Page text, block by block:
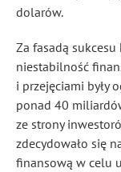
dolarów.
Za fasadą
niestabilność
i przejęciami były
ponad 40
ze strony
zdecydowało się
finansową w celu